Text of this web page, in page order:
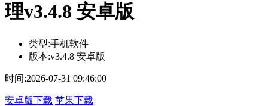
理v3.4.8 安卓版
类型:手机软件
版本:v3.4.8 安卓版
时间:2026-07-31 09:46:00
安卓版下载 苹果下载